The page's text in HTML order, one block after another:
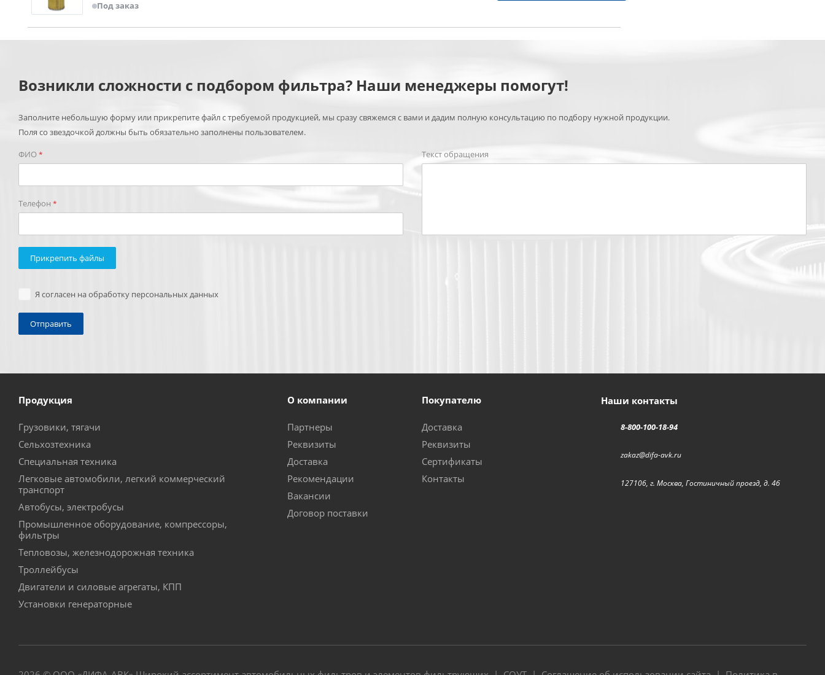
Под заказ
Возникли сложности с подбором фильтра? Наши менеджеры помогут!
Заполните небольшую форму или прикрепите файл с требуемой продукцией, мы сразу свяжемся с вами и дадим полную консультацию по подбору нужной продукции.
Поля со звездочкой должны быть обязательно заполнены пользователем.
ФИО*
Телефон *
Текст обращения
Прикрепить файлы
Я согласен на обработку персональных данных
Продукция
Грузовики, тягачи
Сельхозтехника
Специальная техника
Легковые автомобили, легкий коммерческий
транспорт
Автобусы, электробусы
Промышленное оборудование, компрессоры,
фильтры
Тепловозы, железнодорожная техника
Троллейбусы
Двигатели и силовые агрегаты, КПП
Установки генераторные
О компании
Партнеры
Реквизиты
Доставка
Рекомендации
Вакансии
Договор поставки
Покупателю
Доставка
Реквизиты
Сертификаты
Контакты
Наши контакты
8-800-100-18-94
zakaz@difa-avk.ru
127106, г. Москва, Гостиничный проезд, д. 4б